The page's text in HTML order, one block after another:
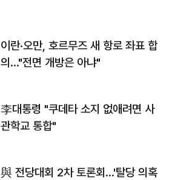
이란·오만, 호르무즈 새 항로 좌표 합
의…"전면 개방은 아냐"
李대통령 "쿠데타 소지 없애려면 사
관학교 통합"
與 전당대회 2차 토론회…'탈당 의혹